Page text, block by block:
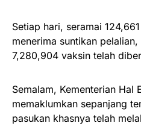
Setiap hari, seramai
menerima suntikan
7,280,904 vaksin telah
Semalam, Kementerian Hal
memaklumkan sepanjang
pasukan khasnya telah